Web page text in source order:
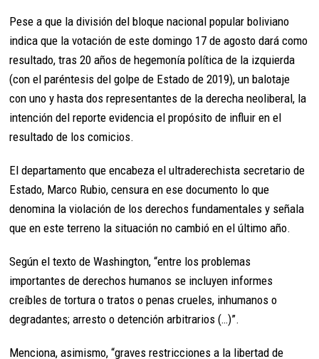
Pese a que la división del bloque nacional popular boliviano
indica que la votación de este domingo 17 de agosto dará como
resultado, tras 20 años de hegemonía política de la izquierda
(con el paréntesis del golpe de Estado de 2019), un balotaje
con uno y hasta dos representantes de la derecha neoliberal, la
intención del reporte evidencia el propósito de influir en el
resultado de los comicios.
El departamento que encabeza el ultraderechista secretario de
Estado, Marco Rubio, censura en ese documento lo que
denomina la violación de los derechos fundamentales y señala
que en este terreno la situación no cambió en el último año.
Según el texto de Washington, “entre los problemas
importantes de derechos humanos se incluyen informes
creíbles de tortura o tratos o penas crueles, inhumanos o
degradantes; arresto o detención arbitrarios (…)”.
Menciona, asimismo, “graves restricciones a la libertad de